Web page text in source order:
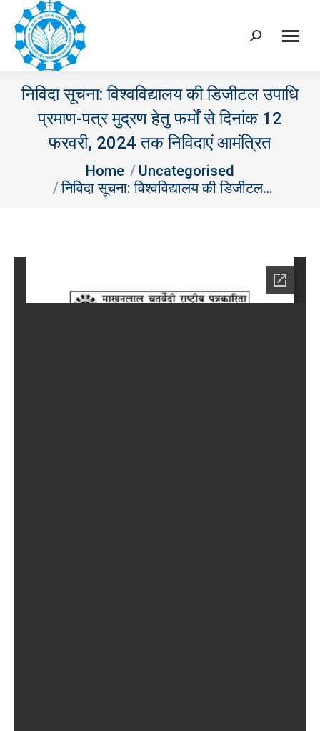
Search:
निविदा सूचना: विश्‍वविद्यालय की डिजीटल उपाधि
प्रमाण-पत्र मुद्रण हेतु फर्मों से दिनांक 12
फरवरी, 2024 तक निविदाएं आमंत्रित
Home
Uncategorised
निविदा सूचना: विश्‍वविद्यालय की डिजीटल…